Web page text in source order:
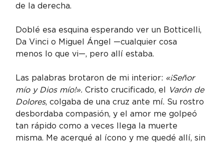
de la derecha.
Doblé esa esquina esperando ver un Botticelli,
Da Vinci o Miguel Ángel —cualquier cosa
menos lo que vi—, pero allí estaba.
Las palabras brotaron de mi interior: «¡Señor
mío y Dios mío!». Cristo crucificado, el Varón de
Dolores, colgaba de una cruz ante mí. Su rostro
desbordaba compasión, y el amor me golpeó
tan rápido como a veces llega la muerte
misma. Me acerqué al ícono y me quedé allí, sin